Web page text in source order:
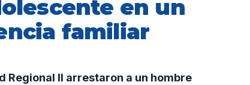
en un
familiar
Regional II arrestaron a un hombre